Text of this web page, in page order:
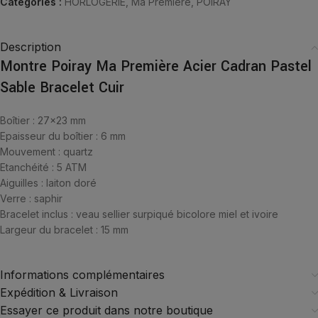
Description
Montre Poiray Ma Première Acier Cadran Pastel
Sable Bracelet Cuir
Boîtier : 27×23 mm
Epaisseur du boîtier : 6 mm
Mouvement : quartz
Etanchéité : 5 ATM
Aiguilles : laiton doré
Verre : saphir
Bracelet inclus : veau sellier surpiqué bicolore miel et ivoire
Largeur du bracelet : 15 mm
Informations complémentaires
Expédition & Livraison
Essayer ce produit dans notre boutique